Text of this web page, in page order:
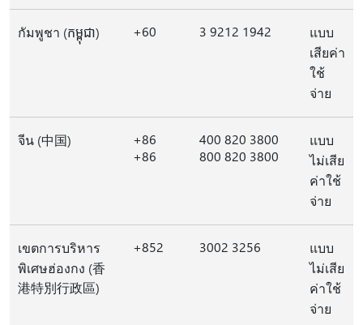
กัมพูชา (កម្ពុជា) +60 3 9212 1942
แบบ
เสียค่า
ใช้
จ่าย
จีน (中国)
+86
+86
400 820 3800
800 820 3800
แบบ
ไม่เสีย
ค่าใช้
จ่าย
เขตการบริหาร
พิเศษฮ่องกง (香
港特別行政區)
+852 3002 3256
แบบ
ไม่เสีย
ค่าใช้
จ่าย